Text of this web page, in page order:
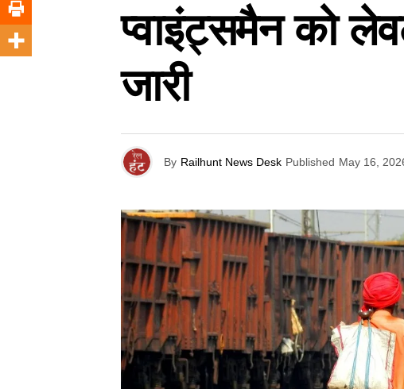
प्वाइंट्समैन को
जारी
By Railhunt News Desk Published May 16,